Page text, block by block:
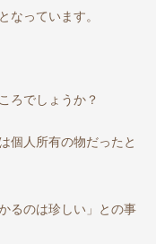
なっています。
ろでしょうか？
個人所有の物だったと
るのは珍しい」との事